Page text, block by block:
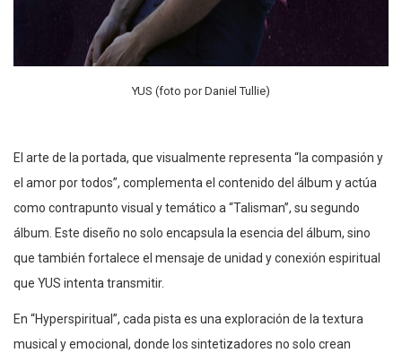
YUS (foto por Daniel Tullie)
El arte de la portada, que visualmente representa “la compasión y
el amor por todos”, complementa el contenido del álbum y actúa
como contrapunto visual y temático a “Talisman”, su segundo
álbum. Este diseño no solo encapsula la esencia del álbum, sino
que también fortalece el mensaje de unidad y conexión espiritual
que YUS intenta transmitir.
En “Hyperspiritual”, cada pista es una exploración de la textura
musical y emocional, donde los sintetizadores no solo crean